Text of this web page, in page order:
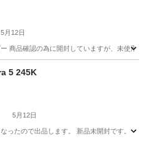
5月12日
商品確認の為に開封していますが、未使用
5 245K
5月12日
ったので出品します。 新品未開封です。